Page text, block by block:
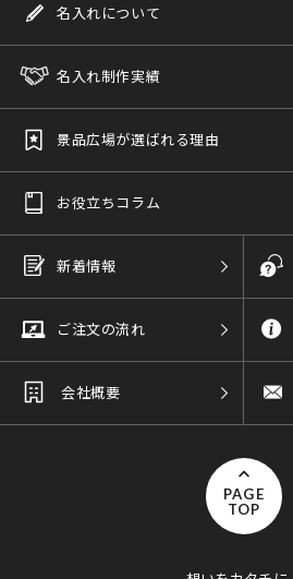
名入れについて
名入れ制作実績
景品広場が選ばれる理由
お役立ちコラム
新着情報
ご注文の流れ
会社概要
PAGE
TOP